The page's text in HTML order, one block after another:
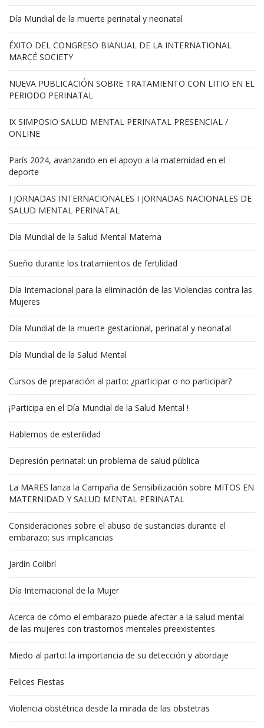
Día Mundial de la muerte perinatal y neonatal
ÉXITO DEL CONGRESO BIANUAL DE LA INTERNATIONAL
MARCÉ SOCIETY
NUEVA PUBLICACIÓN SOBRE TRATAMIENTO CON LITIO EN EL
PERIODO PERINATAL
IX SIMPOSIO SALUD MENTAL PERINATAL PRESENCIAL /
ONLINE
París 2024, avanzando en el apoyo a la maternidad en el
deporte
I JORNADAS INTERNACIONALES I JORNADAS NACIONALES DE
SALUD MENTAL PERINATAL
Día Mundial de la Salud Mental Materna
Sueño durante los tratamientos de fertilidad
Día Internacional para la eliminación de las Violencias contra las
Mujeres
Día Mundial de la muerte gestacional, perinatal y neonatal
Día Mundial de la Salud Mental
Cursos de preparación al parto: ¿participar o no participar?
¡Participa en el Día Mundial de la Salud Mental !
Hablemos de esterilidad
Depresión perinatal: un problema de salud pública
La MARES lanza la Campaña de Sensibilización sobre MITOS EN
MATERNIDAD Y SALUD MENTAL PERINATAL
Consideraciones sobre el abuso de sustancias durante el
embarazo: sus implicancias
Jardín Colibrí
Día Internacional de la Mujer
Acerca de cómo el embarazo puede afectar a la salud mental
de las mujeres con trastornos mentales preexistentes
Miedo al parto: la importancia de su detección y abordaje
Felices Fiestas
Violencia obstétrica desde la mirada de las obstetras